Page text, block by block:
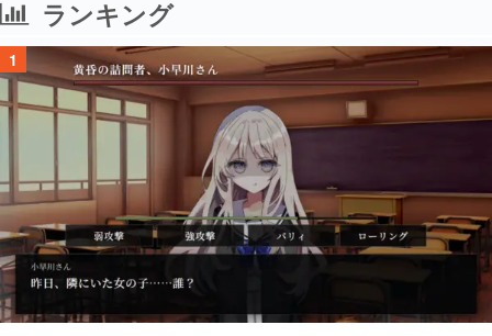
ランキング
1